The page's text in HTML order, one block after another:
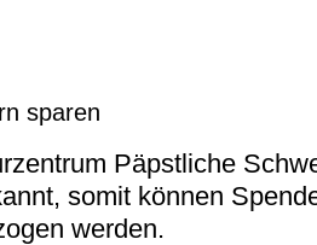
sparen
Päpstliche
somit können
werden.